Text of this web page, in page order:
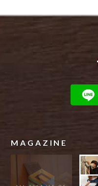
MAGAZINE